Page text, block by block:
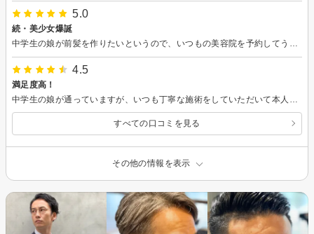
5.0
続・美少女爆誕
4.5
満足度高！
すべての口コミを見る
その他の情報を表示